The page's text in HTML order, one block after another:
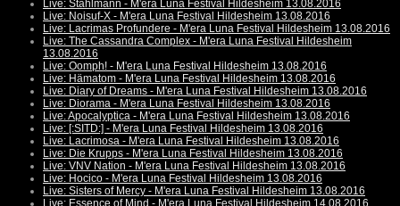
Live: Stahlmann - M'era Luna Festival Hildesheim 13.08.2016
Live: Noisuf-X - M'era Luna Festival Hildesheim 13.08.2016
Live: Lacrimas Profundere - M'era Luna Festival Hildesheim 13.08.2016
Live: The Cassandra Complex - M'era Luna Festival Hildesheim
13.08.2016
Live: Oomph! - M'era Luna Festival Hildesheim 13.08.2016
Live: Hämatom - M'era Luna Festival Hildesheim 13.08.2016
Live: Diary of Dreams - M'era Luna Festival Hildesheim 13.08.2016
Live: Diorama - M'era Luna Festival Hildesheim 13.08.2016
Live: Apocalyptica - M'era Luna Festival Hildesheim 13.08.2016
Live: [:SITD:] - M'era Luna Festival Hildesheim 13.08.2016
Live: Lacrimosa - M'era Luna Festival Hildesheim 13.08.2016
Live: Die Krupps - M'era Luna Festival Hildesheim 13.08.2016
Live: VNV Nation - M'era Luna Festival Hildesheim 13.08.2016
Live: Hocico - M'era Luna Festival Hildesheim 13.08.2016
Live: Sisters of Mercy - M'era Luna Festival Hildesheim 13.08.2016